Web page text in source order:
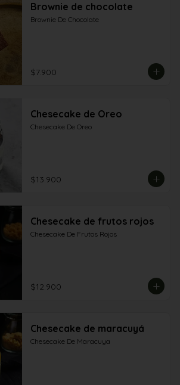
Brownie de chocolate
Brownie De Chocolate
$7.900
Chesecake de Oreo
Chesecake De Oreo
$13.900
Chesecake de frutos rojos
Chesecake De Frutos Rojos
$12.900
Chesecake de maracuyá
Chesecake De Maracuya